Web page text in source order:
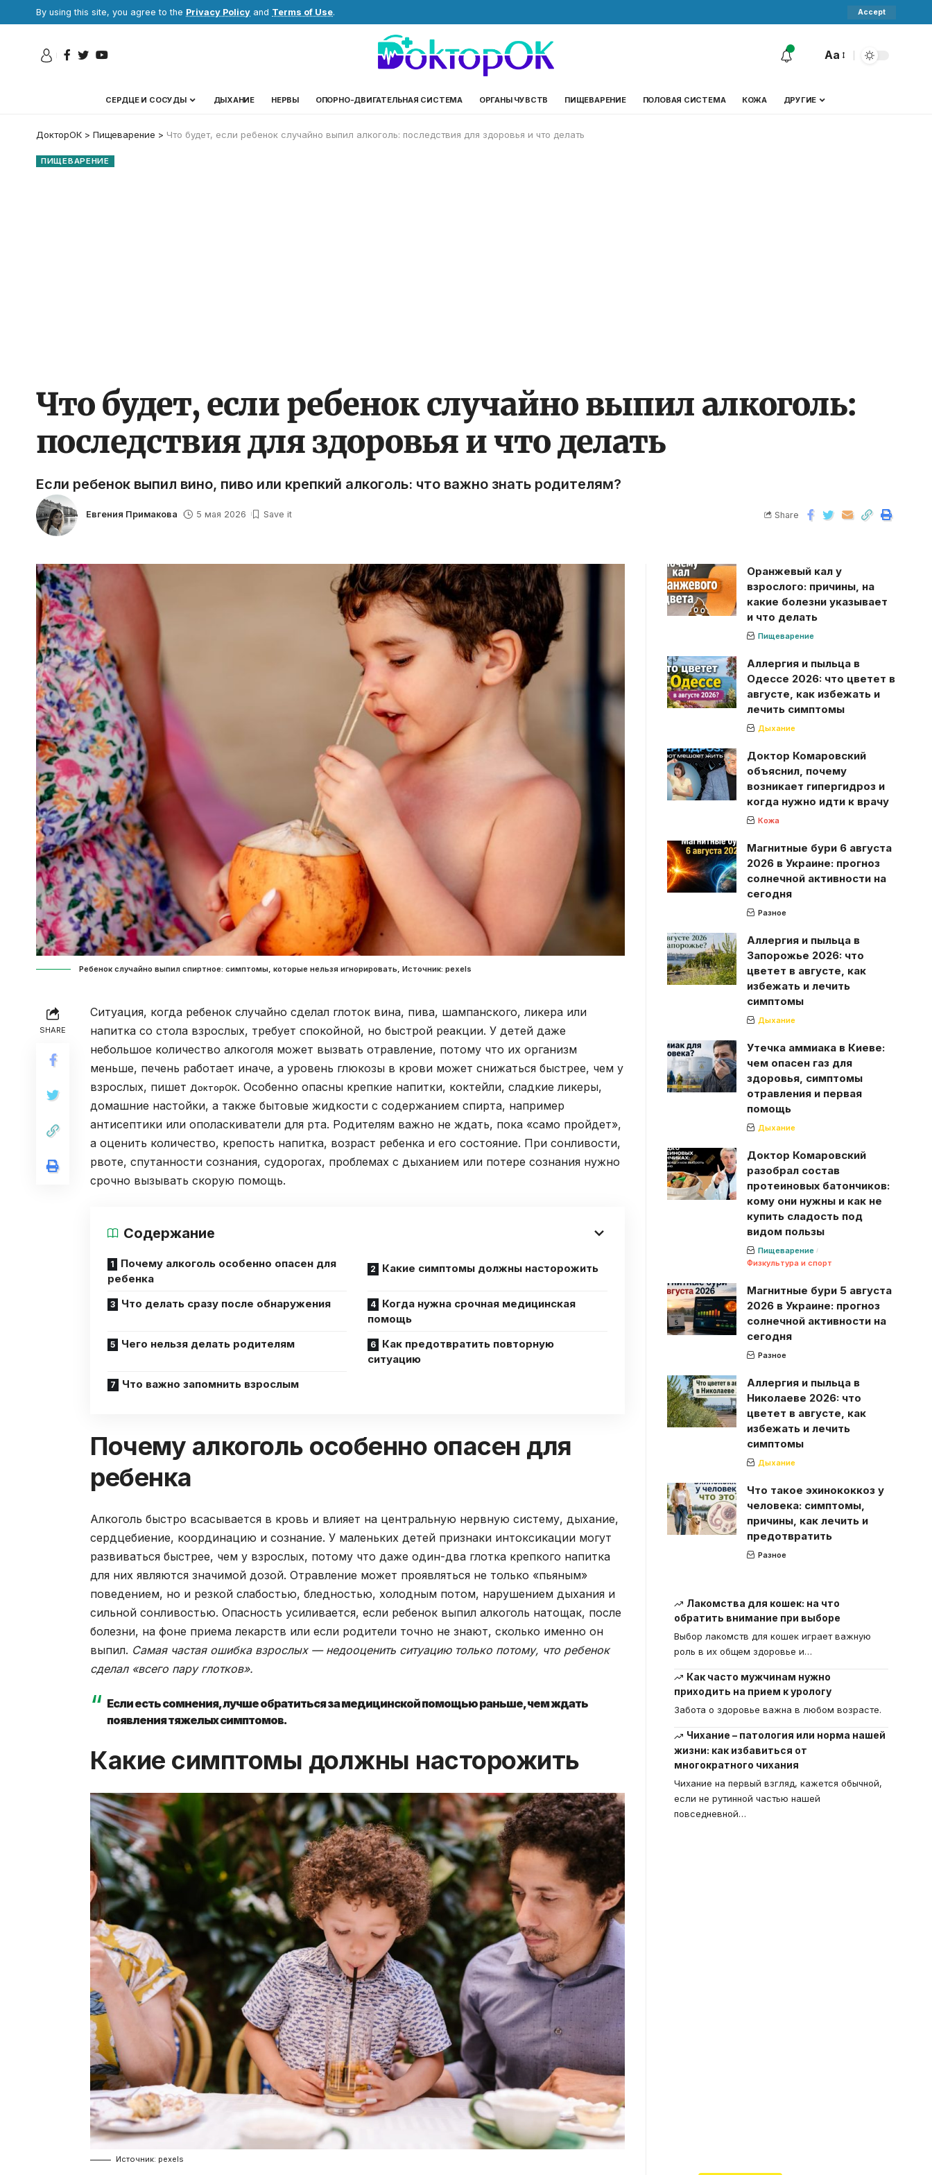
By using this site, you agree to the Privacy Policy and Terms of Use. Accept
Aa
СЕРДЦЕ И СОСУДЫ ДЫХАНИЕ НЕРВЫ ОПОРНО-ДВИГАТЕЛЬНАЯ СИСТЕМА ОРГАНЫ ЧУВСТВ ПИЩЕВАРЕНИЕ ПОЛОВАЯ СИСТЕМА КОЖА ДРУГИЕ
ДокторОК > Пищеварение > Что будет, если ребенок случайно выпил алкоголь: последствия для здоровья и что делать
ПИЩЕВАРЕНИЕ
Что будет, если ребенок случайно выпил алкоголь:
последствия для здоровья и что делать
Если ребенок выпил вино, пиво или крепкий алкоголь: что важно знать родителям?
Евгения Примакова 5 мая 2026 Share
Ребенок случайно выпил спиртное: симптомы, которые нельзя игнорировать, Источник: pexels
SHARE
Ситуация, когда ребенок случайно сделал глоток вина, пива, шампанского, ликера или
напитка со стола взрослых, требует спокойной, но быстрой реакции. У детей даже
небольшое количество алкоголя может вызвать отравление, потому что их организм
меньше, печень работает иначе, а уровень глюкозы в крови может снижаться быстрее, чем у
взрослых, пишет ДокторОК. Особенно опасны крепкие напитки, коктейли, сладкие ликеры,
домашние настойки, а также бытовые жидкости с содержанием спирта, например
антисептики или ополаскиватели для рта. Родителям важно не ждать, пока «само пройдет»,
а оценить количество, крепость напитка, возраст ребенка и его состояние. При сонливости,
рвоте, спутанности сознания, судорогах, проблемах с дыханием или потере сознания нужно
срочно вызывать скорую помощь.
Содержание
Почему алкоголь особенно опасен для
ребенка
Какие симптомы должны насторожить
Что делать сразу после обнаружения
Когда нужна срочная медицинская
помощь
Чего нельзя делать родителям
Как предотвратить повторную
ситуацию
Что важно запомнить взрослым
Почему алкоголь особенно опасен для
ребенка
Алкоголь быстро всасывается в кровь и влияет на центральную нервную систему, дыхание,
сердцебиение, координацию и сознание. У маленьких детей признаки интоксикации могут
развиваться быстрее, чем у взрослых, потому что даже один-два глотка крепкого напитка
для них являются значимой дозой. Отравление может проявляться не только «пьяным»
поведением, но и резкой слабостью, бледностью, холодным потом, нарушением дыхания и
сильной сонливостью. Опасность усиливается, если ребенок выпил алкоголь натощак, после
болезни, на фоне приема лекарств или если родители точно не знают, сколько именно он
выпил. Самая частая ошибка взрослых — недооценить ситуацию только потому, что ребенок
сделал «всего пару глотков».
Если есть сомнения, лучше обратиться за медицинской помощью раньше, чем ждать
появления тяжелых симптомов.
Какие симптомы должны насторожить
Источник: pexels
Оранжевый кал у
взрослого: причины, на
какие болезни указывает
и что делать
Пищеварение
Аллергия и пыльца в
Одессе 2026: что цветет в
августе, как избежать и
лечить симптомы
Дыхание
Доктор Комаровский
объяснил, почему
возникает гипергидроз и
когда нужно идти к врачу
Кожа
Магнитные бури 6 августа
2026 в Украине: прогноз
солнечной активности на
сегодня
Разное
Аллергия и пыльца в
Запорожье 2026: что
цветет в августе, как
избежать и лечить
симптомы
Дыхание
Утечка аммиака в Киеве:
чем опасен газ для
здоровья, симптомы
отравления и первая
помощь
Дыхание
Доктор Комаровский
разобрал состав
протеиновых батончиков:
кому они нужны и как не
купить сладость под
видом пользы
Пищеварение
Физкультура и спорт
Магнитные бури 5 августа
2026 в Украине: прогноз
солнечной активности на
сегодня
Разное
Аллергия и пыльца в
Николаеве 2026: что
цветет в августе, как
избежать и лечить
симптомы
Дыхание
Что такое эхинококкоз у
человека: симптомы,
причины, как лечить и
предотвратить
Разное
Лакомства для кошек: на что
обратить внимание при выборе
Выбор лакомств для кошек играет важную
роль в их общем здоровье и…
Как часто мужчинам нужно
приходить на прием к урологу
Забота о здоровье важна в любом возрасте.
Чихание – патология или норма нашей
жизни: как избавиться от
многократного чихания
Чихание на первый взгляд, кажется обычной,
если не рутинной частью нашей
повседневной…